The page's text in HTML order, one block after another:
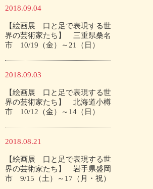
2018.09.04
【絵画展 口と足で表現する世
界の芸術家たち】 三重県桑名
市 10/19（金）～21（日）
2018.09.03
【絵画展 口と足で表現する世
界の芸術家たち】 北海道小樽
市 10/12（金）～14（日）
2018.08.21
【絵画展 口と足で表現する世
界の芸術家たち】 岩手県盛岡
市 9/15（土）～17（月・祝）